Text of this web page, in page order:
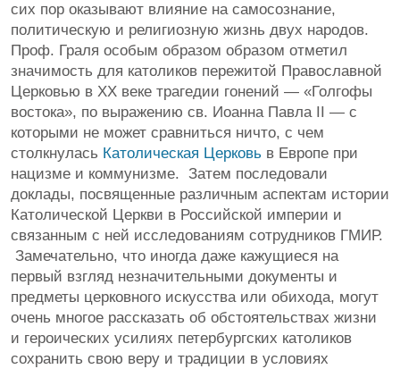
сих пор оказывают влияние на самосознание,
политическую и религиозную жизнь двух народов.
Проф. Граля особым образом образом отметил
значимость для католиков пережитой Православной
Церковью в XX веке трагедии гонений — «Голгофы
востока», по выражению св. Иоанна Павла II — с
которыми не может сравниться ничто, с чем
столкнулась Католическая Церковь в Европе при
нацизме и коммунизме. Затем последовали
доклады, посвященные различным аспектам истории
Католической Церкви в Российской империи и
связанным с ней исследованиям сотрудников ГМИР.
Замечательно, что иногда даже кажущиеся на
первый взгляд незначительными документы и
предметы церковного искусства или обихода, могут
очень многое рассказать об обстоятельствах жизни
и героических усилиях петербургских католиков
сохранить свою веру и традиции в условиях